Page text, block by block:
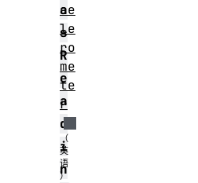
a
s
R
e
a
d
i
n
ce
le
ro
me
te
r